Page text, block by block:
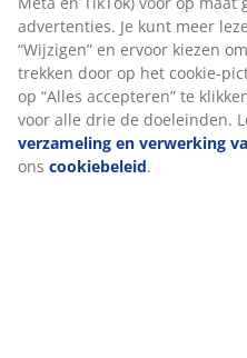
advertenties. Je kunt meer
“Wijzigen” en ervoor kiezen
trekken door op het cookie-
op “Alles accepteren” te
voor alle drie de doeleinden.
verzameling en verwerking
ons cookiebeleid.